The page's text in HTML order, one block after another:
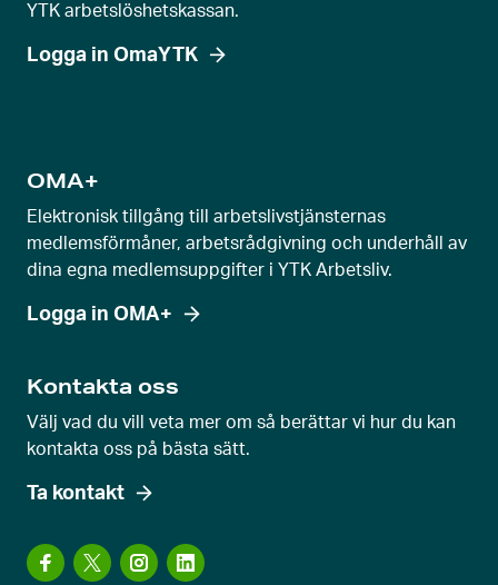
e
g
y
YTK arbetslöshetskassan.
Logga in OmaYTK
OMA+
Elektronisk tillgång till arbetslivstjänsternas
medlemsförmåner, arbetsrådgivning och underhåll av
dina egna medlemsuppgifter i YTK Arbetsliv.
Logga in OMA+
Kontakta oss
Välj vad du vill veta mer om så berättar vi hur du kan
kontakta oss på bästa sätt.
Ta kontakt